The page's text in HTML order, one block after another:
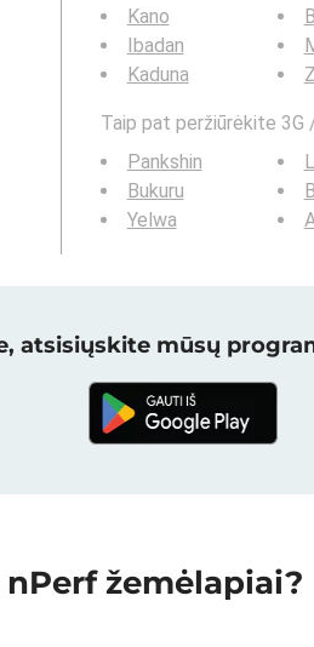
Kano
Ibadan
Kaduna
Taip pat peržiūrėkite
Pankshin
Bukuru
Yelwa
atsisiųskite mūsų
žemėlapiai?